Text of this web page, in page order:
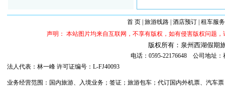
首 页| 旅游线路| 酒店预订| 租车服务
声明： 本站图片均来自互联网，不享有版权，如有侵害版权问题
版权所有：泉州西湖假
电话：0595-22176648 公司地址
法人代表：林一峰 许可证编号：L-FJ40093
业务经营范围：国内旅游、入境业务；签证；旅游包车；代订国内外机票、汽